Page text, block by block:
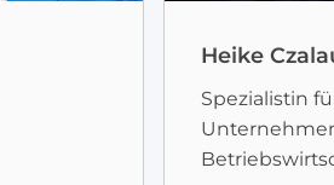
Heike
Spezialistin